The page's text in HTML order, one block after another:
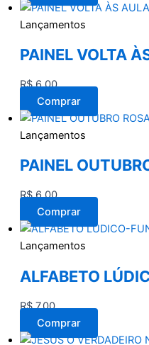
Lançamentos
PAINEL VOLTA
R$6,00
Comprar
Lançamentos
PAINEL
R$6,00
Comprar
Lançamentos
ALFABETO
R$7,00
Comprar